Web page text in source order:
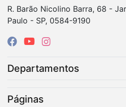
R. Barão Nicolino Barra, 68 -
Paulo - SP, 0584-9190
Departamentos
Páginas